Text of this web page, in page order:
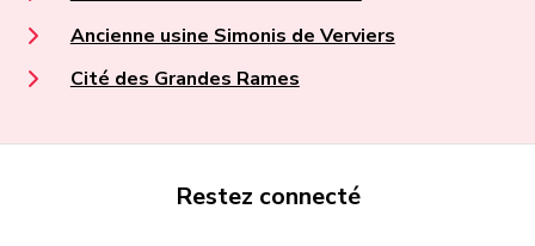
Ancienne usine Simonis de Verviers
Cité des Grandes Rames
Restez connecté